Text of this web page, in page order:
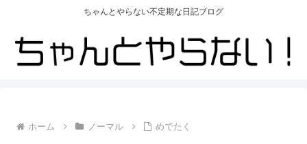
ちゃんとやらない不定期な日記ブログ
ホーム ノーマル めでたく